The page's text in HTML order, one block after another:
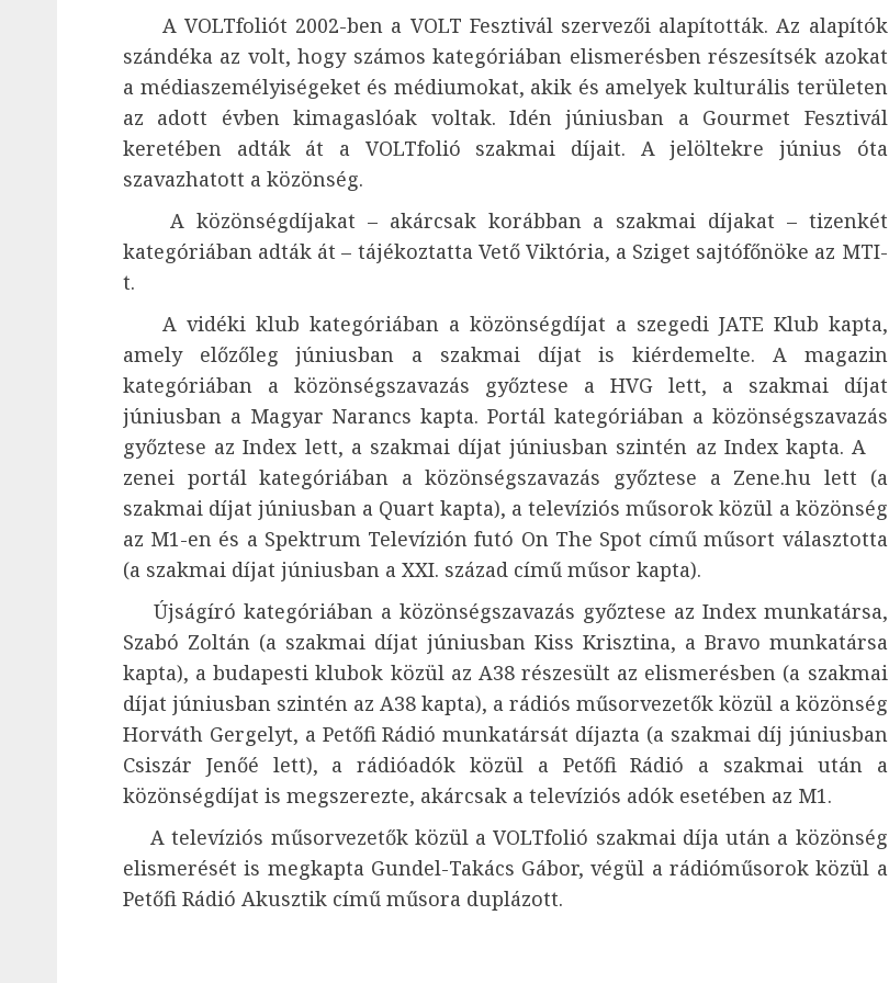
A VOLTfoliót 2002-ben a VOLT Fesztivál szervezői alapították. Az alapítók
szándéka az volt, hogy számos kategóriában elismerésben részesítsék azokat
a médiaszemélyiségeket és médiumokat, akik és amelyek kulturális területen
az adott évben kimagaslóak voltak. Idén júniusban a Gourmet Fesztivál
keretében adták át a VOLTfolió szakmai díjait. A jelöltekre június óta
szavazhatott a közönség.
A közönségdíjakat – akárcsak korábban a szakmai díjakat – tizenkét
kategóriában adták át – tájékoztatta Vető Viktória, a Sziget sajtófőnöke az MTI-
t.
A vidéki klub kategóriában a közönségdíjat a szegedi JATE Klub kapta,
amely előzőleg júniusban a szakmai díjat is kiérdemelte. A magazin
kategóriában a közönségszavazás győztese a HVG lett, a szakmai díjat
júniusban a Magyar Narancs kapta. Portál kategóriában a közönségszavazás
győztese az Index lett, a szakmai díjat júniusban szintén az Index kapta. A
zenei portál kategóriában a közönségszavazás győztese a Zene.hu lett (a
szakmai díjat júniusban a Quart kapta), a televíziós műsorok közül a közönség
az M1-en és a Spektrum Televízión futó On The Spot című műsort választotta
(a szakmai díjat júniusban a XXI. század című műsor kapta).
Újságíró kategóriában a közönségszavazás győztese az Index munkatársa,
Szabó Zoltán (a szakmai díjat júniusban Kiss Krisztina, a Bravo munkatársa
kapta), a budapesti klubok közül az A38 részesült az elismerésben (a szakmai
díjat júniusban szintén az A38 kapta), a rádiós műsorvezetők közül a közönség
Horváth Gergelyt, a Petőfi Rádió munkatársát díjazta (a szakmai díj júniusban
Csiszár Jenőé lett), a rádióadók közül a Petőfi Rádió a szakmai után a
közönségdíjat is megszerezte, akárcsak a televíziós adók esetében az M1.
A televíziós műsorvezetők közül a VOLTfolió szakmai díja után a közönség
elismerését is megkapta Gundel-Takács Gábor, végül a rádióműsorok közül a
Petőfi Rádió Akusztik című műsora duplázott.